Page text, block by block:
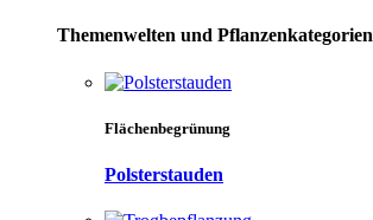
Themenwelten und Pflanzenkategorien
Flächenbegrünung
Polsterstauden